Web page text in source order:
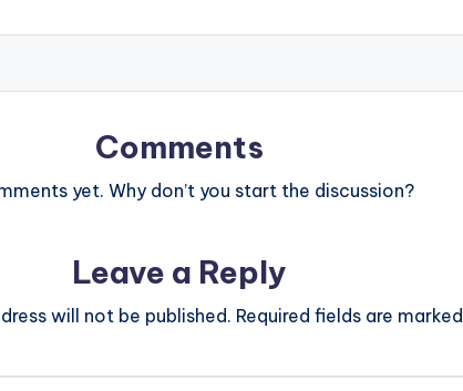
Comments
yet. Why don’t you start the discussion?
Leave a Reply
will not be published. Required fields are marked